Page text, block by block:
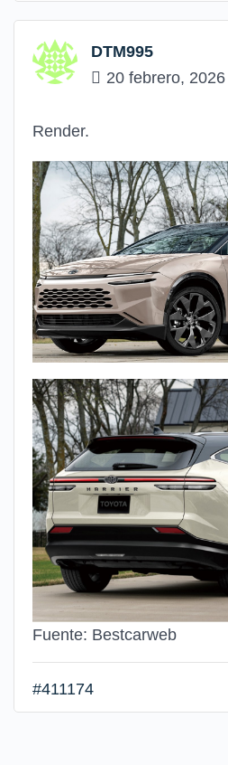
DTM995
20 febrero,
Render.
Fuente: Bestcarweb
#411174